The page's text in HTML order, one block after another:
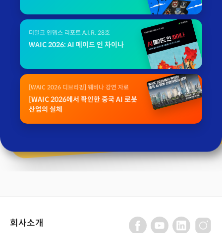
더밀크 인뎁스 리포트 A.I.R. 28호
WAIC 2026: AI 메이드 인 차이나
[WAIC 2026 디브리핑] 웨비나 강연 자료
[WAIC 2026에서 확인한 중국 AI 로봇
산업의 실체
회사소개